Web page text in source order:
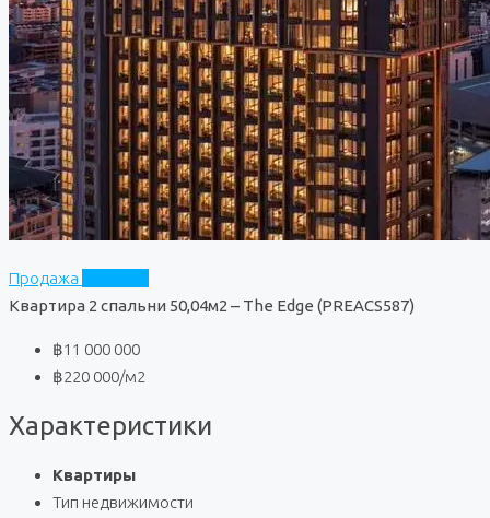
Продажа
Квартира 2 спальни 50,04м2 – The Edge (PREACS587)
฿11 000 000
฿220 000/м2
Характеристики
Квартиры
Тип недвижимости